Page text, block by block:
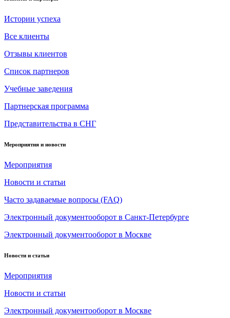
Истории успеха
Все клиенты
Отзывы клиентов
Список партнеров
Учебные заведения
Партнерская программа
Представительства в СНГ
Мероприятия и новости
Мероприятия
Новости и статьи
Часто задаваемые вопросы (FAQ)
Электронный документооборот в Санкт-Петербурге
Электронный документооборот в Москве
Новости и статьи
Мероприятия
Новости и статьи
Электронный документооборот в Москве